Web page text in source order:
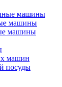
машины
машины
машины
машин
посуды